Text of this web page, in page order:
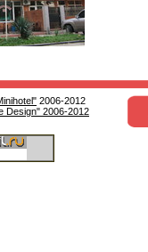
2006-2012
Design" 2006-2012